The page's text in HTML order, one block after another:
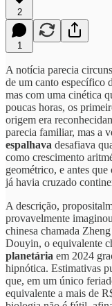
2
1
A notícia parecia
de um canto específico
mas com uma cinética
poucas horas, os
origem era
parecia familiar, mas a
espalhava desafiava
como crescimento
geométrico, e antes que
já havia cruzado
A descrição,
provavelmente
chinesa chamada
Douyin, o equivalente
planetária em 2024
hipnótica. Estimativas
que, em um único
equivalente a mais de